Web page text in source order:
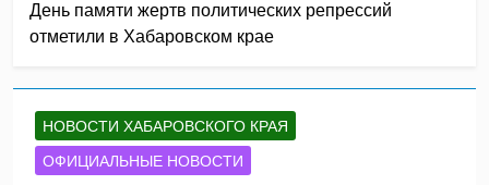
День памяти жертв политических репрессий
отметили в Хабаровском крае
НОВОСТИ ХАБАРОВСКОГО КРАЯ
ОФИЦИАЛЬНЫЕ НОВОСТИ